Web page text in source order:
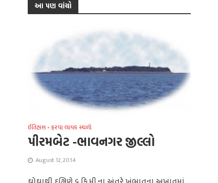
આ પણ વાંચો
ઈતિહાસ •ફરવા લાયક સ્થળો
પીરમબેટ -ભાવનગર જીલ્લો
August 12, 2014